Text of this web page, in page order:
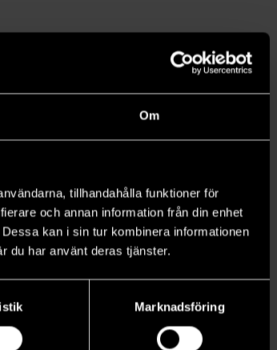
Om
tillhandahålla funktioner för
och annan information från din enhet
kan i sin tur kombinera informationen
du har använt deras tjänster.
Marknadsföring